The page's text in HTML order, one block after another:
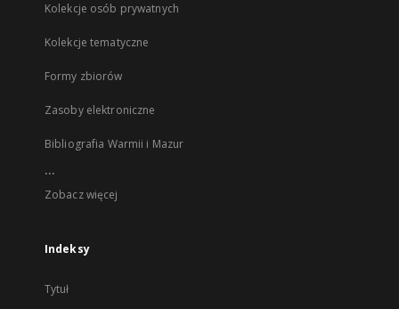
Kolekcje osób prywatnych
Kolekcje tematyczne
Formy zbiorów
Zasoby elektroniczne
Bibliografia Warmii i Mazur
...
Zobacz więcej
Indeksy
Tytuł